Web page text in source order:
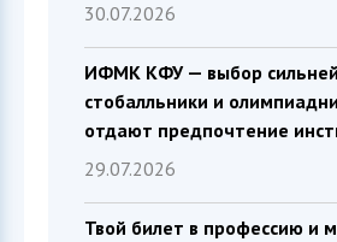
30.07.2026
ИФМК КФУ — выбор
стобалльники и
отдают предпочтение
29.07.2026
Твой билет в профессию и